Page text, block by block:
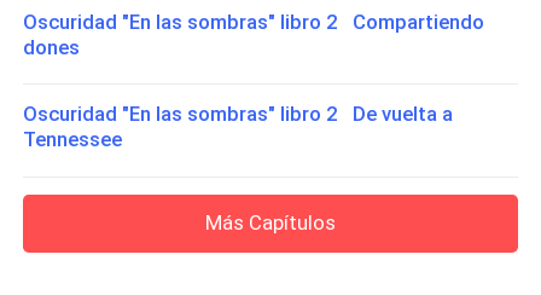
Oscuridad "En las sombras" libro 2 Compartiendo
dones
Oscuridad "En las sombras" libro 2 De vuelta a
Tennessee
Más Capítulos